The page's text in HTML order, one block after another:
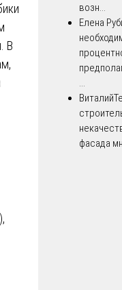
В
возн...
Елена
...
Виталий
фасада